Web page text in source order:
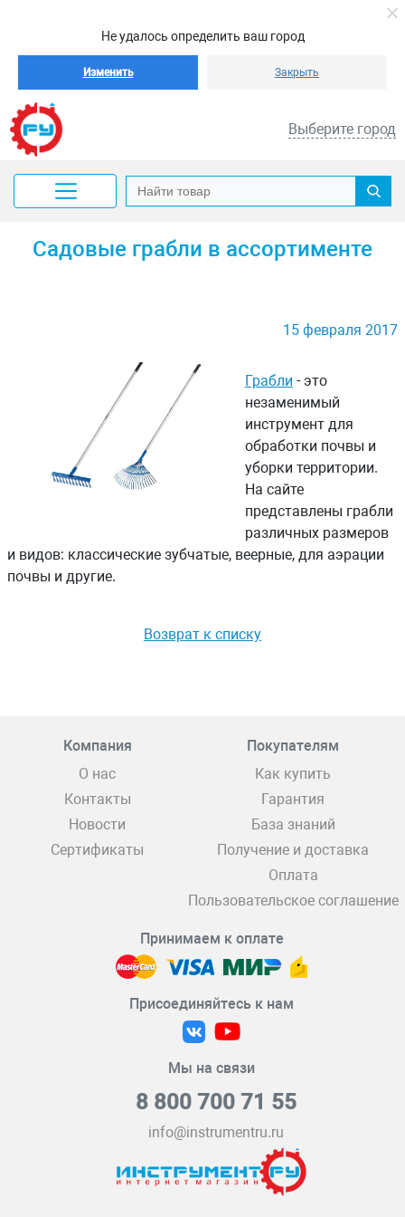
Не удалось определить ваш город
Изменить Закрыть
Выберите город
Садовые грабли в ассортименте
15 февраля 2017
Грабли - это
незаменимый
инструмент для
обработки почвы и
уборки территории.
На сайте
представлены грабли
различных размеров
и видов: классические зубчатые, веерные, для аэрации
почвы и другие.
Возврат к списку
Компания
О нас
Контакты
Новости
Сертификаты
Покупателям
Как купить
Гарантия
База знаний
Получение и доставка
Оплата
Пользовательское соглашение
Принимаем к оплате
Присоединяйтесь к нам
Мы на связи
8 800 700 71 55
info@instrumentru.ru